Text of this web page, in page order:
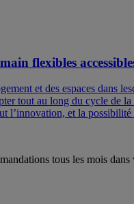
flexibles
et des espaces dans
tout au long du cycle de la
l’innovation, et la possibilité
tous les mois dans